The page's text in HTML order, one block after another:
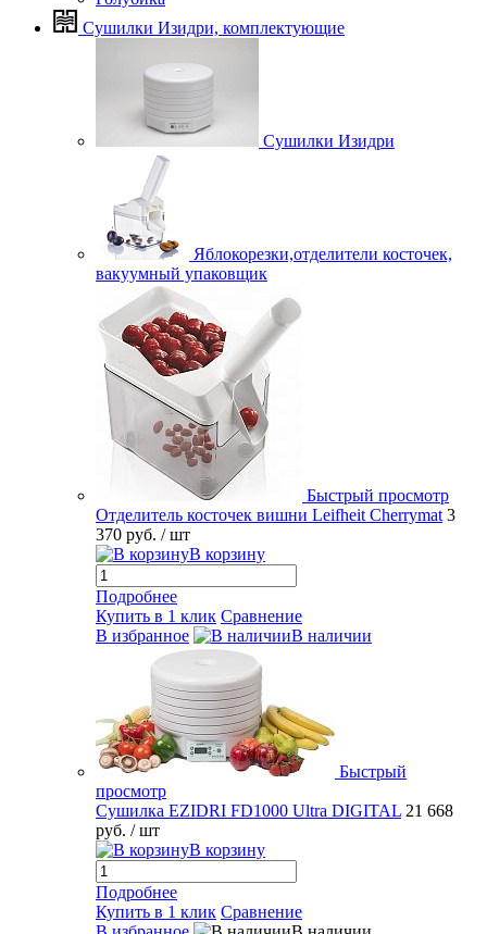
Сушилки Изидри, комплектующие
Сушилки Изидри
Яблокорезки,отделители косточек,
вакуумный упаковщик
Быстрый просмотр
Отделитель косточек вишни Leifheit Cherrymat 3
370 руб. / шт
В корзину
Подробнее
Купить в 1 клик Сравнение
В избранное
В наличии
Быстрый
просмотр
Сушилка EZIDRI FD1000 Ultra DIGITAL 21 668
руб. / шт
В корзину
Подробнее
Купить в 1 клик Сравнение